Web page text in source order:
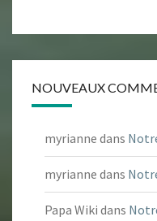
NOUVEAUX
myrianne dans
myrianne dans
Papa Wiki dans